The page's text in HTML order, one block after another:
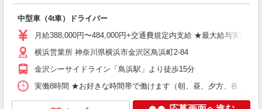
中型車（4t車）ドライバー
月給388,000円〜484,000円+交通費規定内支給 ★最大給与実績
横浜営業所 神奈川県横浜市金沢区鳥浜町2-84
金沢シーサイドライン「鳥浜駅」より徒歩15分
実働8時間 ★お好きな時間帯で働けます（朝、昼、夕方、夜、